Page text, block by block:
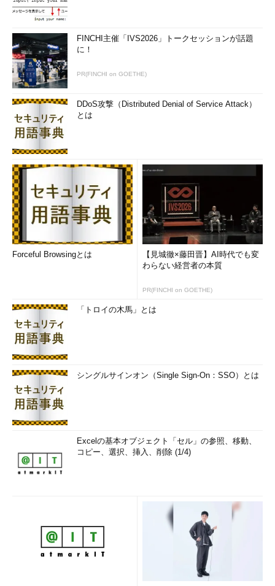
設定項目
Everyoneのアクセス許可を匿名ユーザ
に適用する
無効
SAMアカウントの匿名の列挙を許可しな
い
を許可しない
図9 Windows Server 2003での対策（ローカ
ルセキュリティポリシーによる対応の場合）
上記、いずれかの設定を行い、システムの再起動を行うことで
FINCHI主催「IVS2026」トークセッションが話題
に！
PR(FINCHI on GOETHE)
DDoS攻撃（Distributed Denial of Service Attack）
とは
Forceful Browsingとは
【見城徹×藤田晋】AI時代でも変
わらない経営者の本質
PR(FINCHI on GOETHE)
「トロイの木馬」とは
シングルサインオン（Single Sign-On：SSO）とは
Excelの基本オブジェクト「セル」の参照、移動、
コピー、選択、挿入、削除 (1/4)